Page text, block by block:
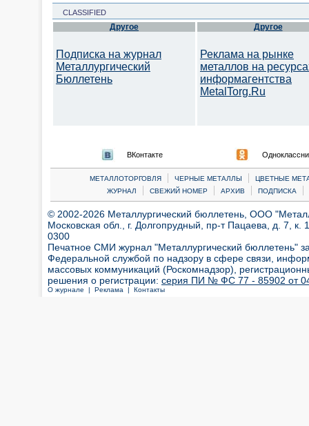
CLASSIFIED
Другое
Подписка на журнал
Металлургический
Бюллетень
Другое
Реклама на рынке
металлов на
информагентства
MetalTorg.Ru
ВКонтакте
МЕТАЛЛОТОРГОВЛЯ | ЧЕРНЫЕ МЕТАЛЛЫ |
ЦВЕТНЫЕ
ЖУРНАЛ
| СВЕЖИЙ НОМЕР | АРХИВ | ПОДПИСКА |
© 2002-2026 Металлургический бюллетень, ООО
Московская обл., г. Долгопрудный, пр-т Пацаева, д. 7,
0300
Печатное СМИ журнал "Металлургический бюллетень"
Федеральной службой по надзору в сфере связи,
массовых коммуникаций (Роскомнадзор),
решения о регистрации: серия ПИ № ФС 77 - 85902 от 04
О журнале | Реклама | Контакты